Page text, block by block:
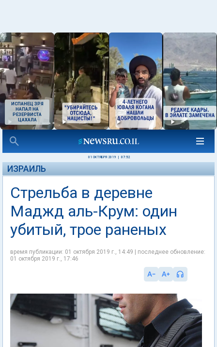
ИСПАНЕЦ ЗРЯ
НАПАЛ НА
РЕЗЕРВИСТА
ЦАХАЛА
01 ОКТЯБРЯ 2019 07:52
ИЗРАИЛЬ
Стрельба в деревне
Маджд аль-Крум: один
убитый, трое раненых
время публикации: 01 октября 2019 г., 14:49 | последнее обновление:
01 октября 2019 г., 17:46